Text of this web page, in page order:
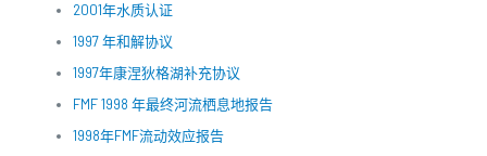
2001年水质认证
1997 年和解协议
1997年康涅狄格湖补充协议
FMF 1998 年最终河流栖息地报告
1998年FMF流动效应报告